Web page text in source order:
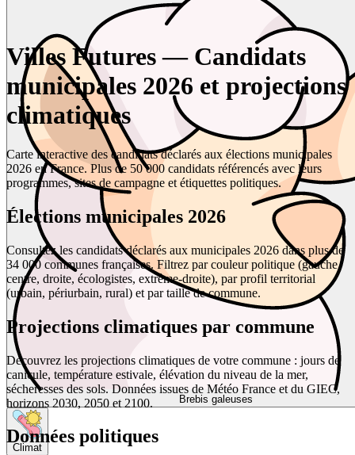
Brebis galeuses
Climat
Villes Futures — Candidats
municipales 2026 et projections
climatiques
Carte interactive des candidats déclarés aux élections municipales
2026 en France. Plus de 50 000 candidats référencés avec leurs
programmes, sites de campagne et étiquettes politiques.
Élections municipales 2026
Consultez les candidats déclarés aux municipales 2026 dans plus de
34 000 communes françaises. Filtrez par couleur politique (gauche,
centre, droite, écologistes, extrême-droite), par profil territorial
(urbain, périurbain, rural) et par taille de commune.
Projections climatiques par commune
Découvrez les projections climatiques de votre commune : jours de
canicule, température estivale, élévation du niveau de la mer,
sécheresses des sols. Données issues de Météo France et du GIEC,
horizons 2030, 2050 et 2100.
Données politiques